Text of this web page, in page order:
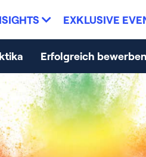
EXKLUSIVE
Erfolgreich bewerben